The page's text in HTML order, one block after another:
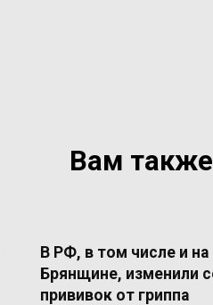
Вам
В РФ, в том числе и на
Брянщине, изменили
прививок от гриппа